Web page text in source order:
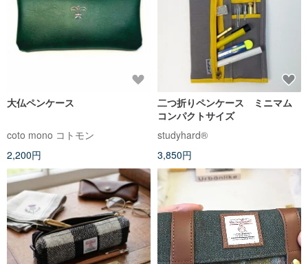
大仏ペンケース
coto mono コトモン
2,200円
二つ折りペンケース ミニマム
コンパクトサイズ
studyhard®︎
3,850円